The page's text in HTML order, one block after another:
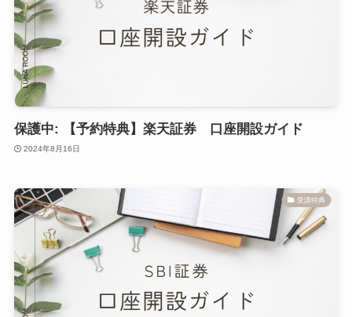
保護中: 【予約特典】楽天証券 口座開設ガイド
2024年8月16日
受講特典